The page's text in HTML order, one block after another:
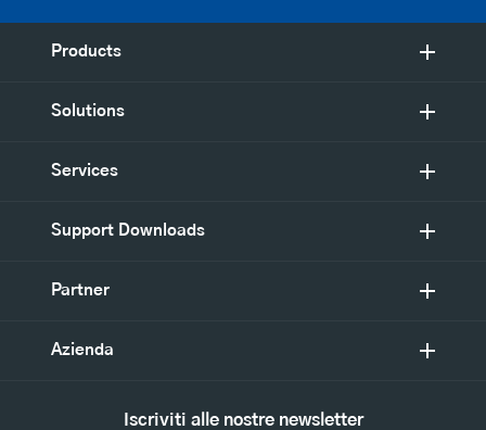
Products
Solutions
Services
Support Downloads
Partner
Azienda
Iscriviti alle nostre newsletter